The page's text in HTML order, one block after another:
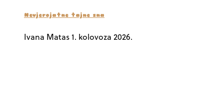
Nevjerojatne tajne sna
Ivana Matas1. kolovoza 2026.